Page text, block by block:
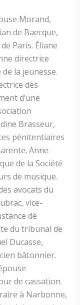
Morand,
de Baecque,
Paris. Éliane
directrice
la jeunesse.
des
d’une
Brasseur,
pénitentiaires
Anne-
de la Société
de musique.
avocats du
vice-
de
du tribunal de
Ducasse,
bâtonnier.
de cassation.
à Narbonne,